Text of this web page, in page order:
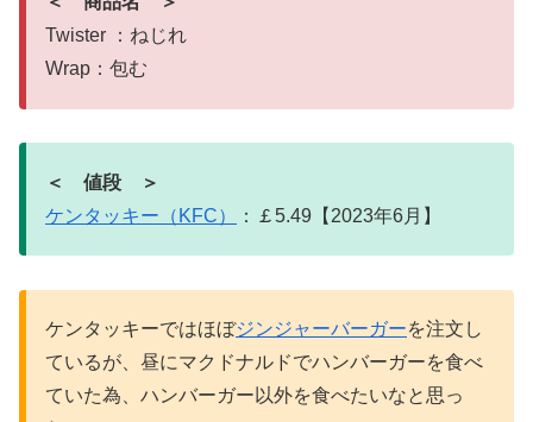
Twister ：ねじれ
Wrap：包む
＜ 値段 ＞
ケンタッキー（KFC）
：￡5.49【2023年6月】
ケンタッキーではほぼジンジャーバーガーを注文し
ているが、昼にマクドナルドでハンバーガーを食べ
ていた為、ハンバーガー以外を食べたいなと思っ